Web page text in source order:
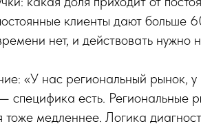
клиенты дают больше
нет, и действовать нужно
«У нас региональный рынок,
есть. Региональные
тоже медленнее. Логика